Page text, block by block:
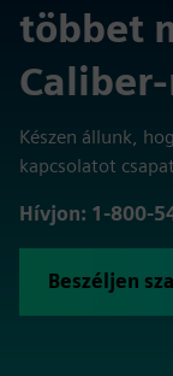
többet
Készen állunk,
kapcsolatot
Hívjon: 1-800-
Beszéljen